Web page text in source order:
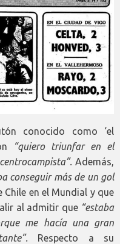
conocido como ‘el
“quiero triunfar en el
Además,
conseguir más de un gol
en el Mundial y que
al admitir que “estaba
me hacía una gran
Respecto a su